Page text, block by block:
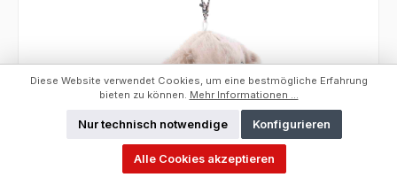
Diese Website verwendet Cookies, um eine bestmögliche Erfahrung
bieten zu können. Mehr Informationen ...
Nur technisch notwendige Konfigurieren
Alle Cookies akzeptieren